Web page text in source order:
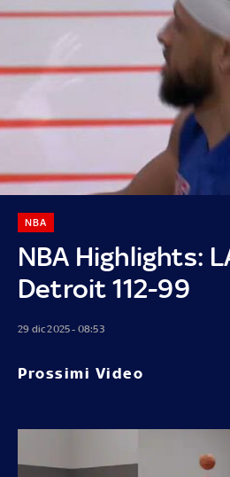
NBA Highlights:
Detroit 112-99
NBA
29 dic 2025 - 08:53
Prossimi Video